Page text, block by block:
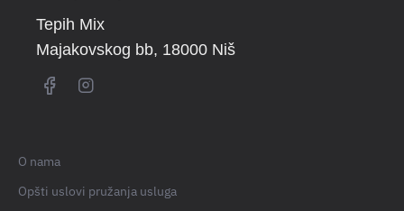
Tepih Mix
Majakovskog bb, 18000 Niš
O nama
Opšti uslovi pružanja usluga